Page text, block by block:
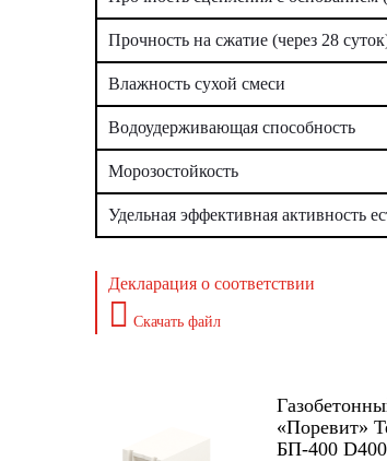
Прочность на сжатие (через 28
Влажность сухой смеси
Водоудерживающая способность
Морозостойкость
Удельная эффективная активность
Декларация о соответствии
Скачать файл
«Поревит»
БП-400 D400